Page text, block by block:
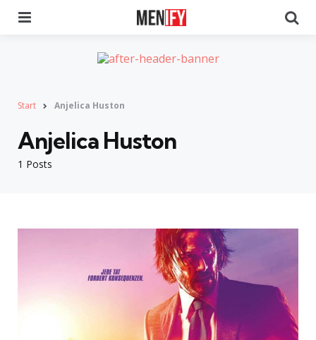
Start Anjelica Huston
1 Posts
Anjelica Huston